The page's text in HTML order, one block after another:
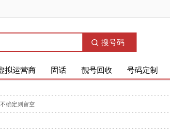
搜号码
拟运营商 固话 靓号回收 号码定制
确定则留空